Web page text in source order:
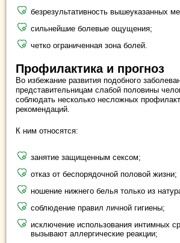
безрезультативность вышеуказанных
сильнейшие болевые ощущения;
четко ограниченная зона болей.
Профилактика и прогноз
Во избежание развития подобного
представительницам слабой половины
соблюдать несколько несложных
рекомендаций.
К ним относятся:
занятие защищенным сексом;
отказ от беспорядочной половой жизни;
ношение нижнего белья только из
соблюдение правил личной гигиены;
исключение использования интимных
вызывают аллергические реакции;